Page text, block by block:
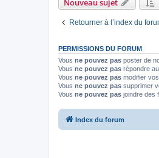
Nouveau sujet
Retourner à l’index du
PERMISSIONS DU FORUM
Vous ne pouvez pas poster de
Vous ne pouvez pas répondre
Vous ne pouvez pas modifier
Vous ne pouvez pas supprimer
Vous ne pouvez pas joindre des
Index du forum